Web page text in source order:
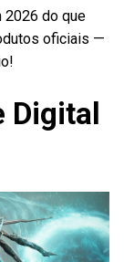
2026 do que
oficiais —
Digital